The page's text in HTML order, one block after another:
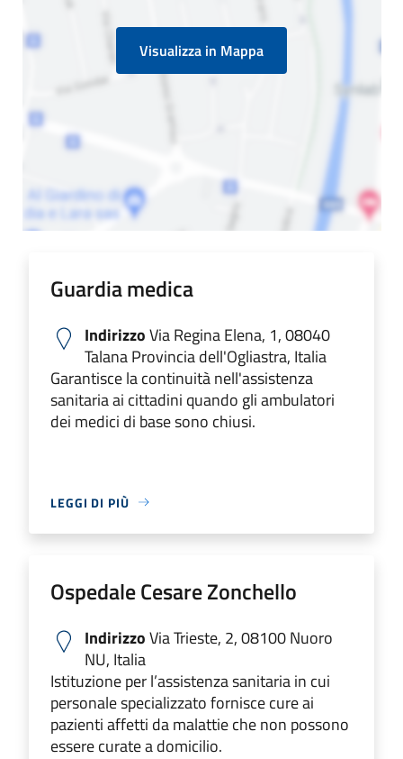
Visualizza in Mappa
Guardia medica
IndirizzoVia Regina Elena, 1, 08040
Talana Provincia dell'Ogliastra, Italia
Garantisce la continuità nell'assistenza
sanitaria ai cittadini quando gli ambulatori
dei medici di base sono chiusi.
LEGGI DI PIÙ
Ospedale Cesare Zonchello
IndirizzoVia Trieste, 2, 08100 Nuoro
NU, Italia
Istituzione per l’assistenza sanitaria in cui
personale specializzato fornisce cure ai
pazienti affetti da malattie che non possono
essere curate a domicilio.